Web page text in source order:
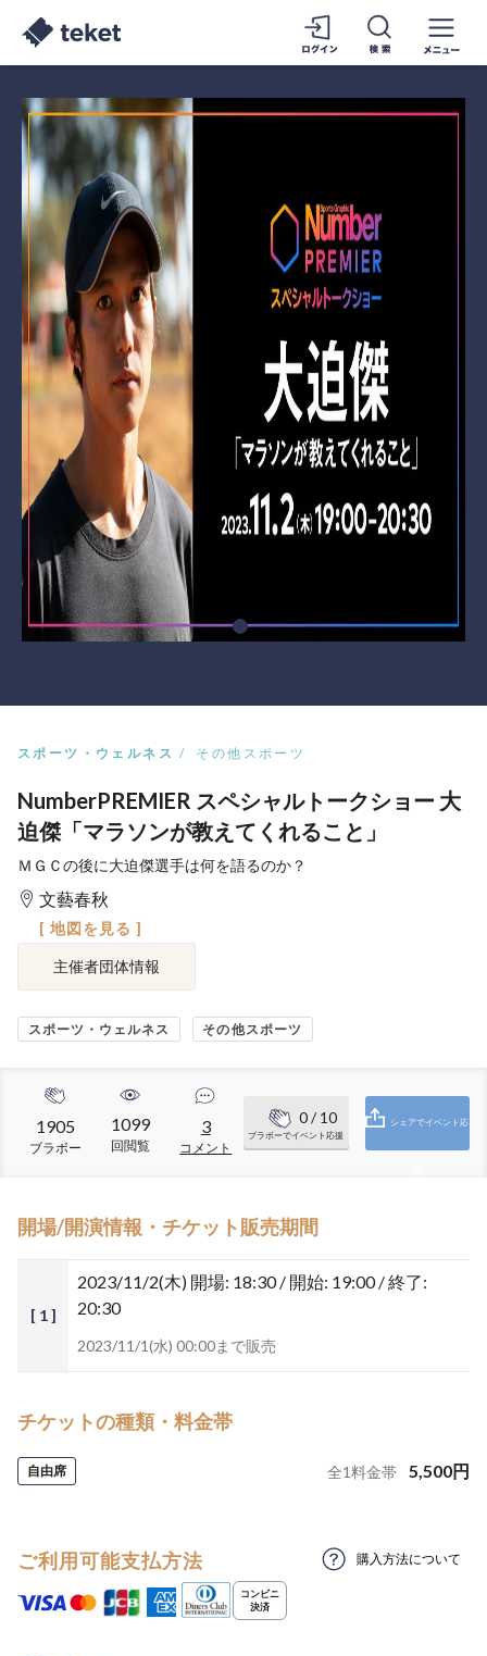
スポーツ・ウェルネス その他スポーツ
NumberPREMIER スペシャルトークショー 大
迫傑「マラソンが教えてくれること」
ＭＧＣの後に大迫傑選手は何を語るのか？
文藝春秋
[ 地図を見る ]
主催者団体情報
スポーツ・ウェルネス その他スポーツ
1905
ブラボー
1099
回閲覧
3
コメント
0/ 10
ブラボーでイベント応援
シェアでイベント応
開場/開演情報・チケット販売期間
[ 1 ]
2023/11/2(木) 開場: 18:30 / 開始: 19:00 / 終了:
20:30
2023/11/1(水) 00:00まで販売
チケットの種類・料金帯
自由席 全1料金帯 5,500円
ご利用可能支払方法 購入方法について